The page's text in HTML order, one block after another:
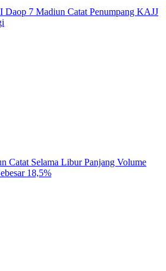
7 Madiun Catat Penumpang KAJJ
Catat Selama Libur Panjang Volume
18,5%